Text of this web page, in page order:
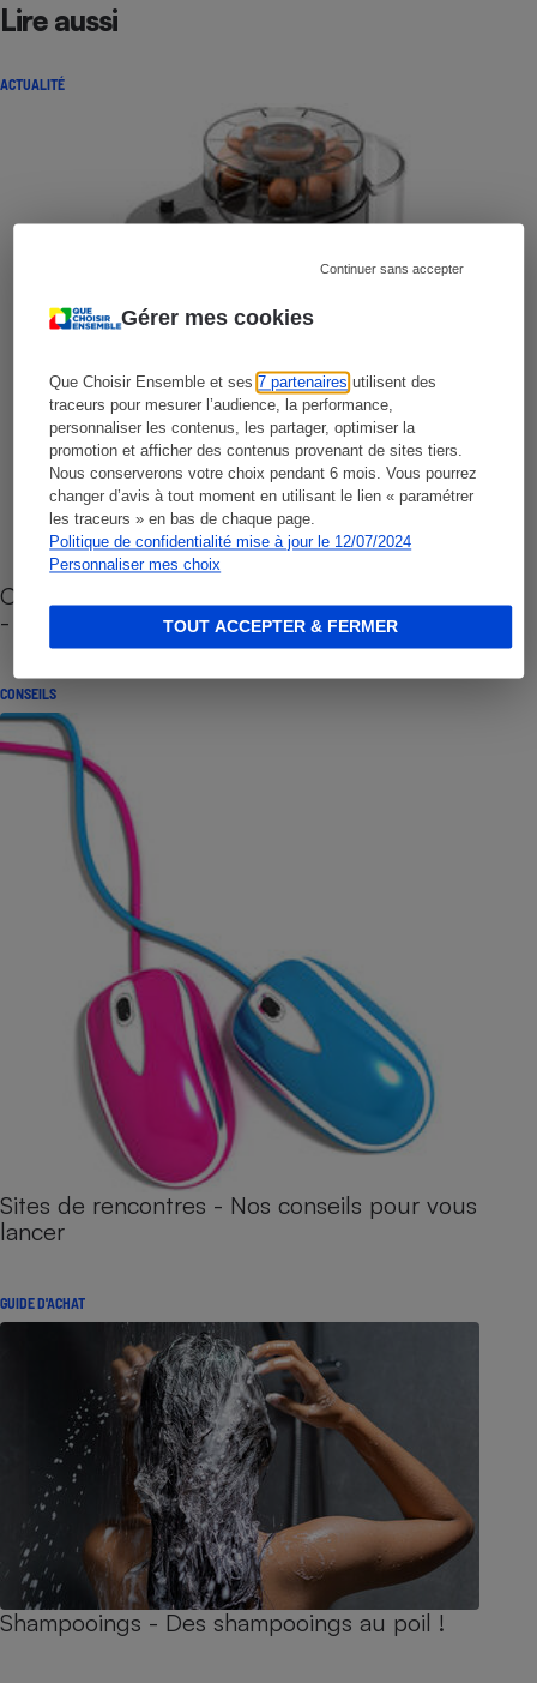
Gérer mes cookies
Que Choisir Ensemble et ses7 partenaires utilisent des
traceurs pour mesurer l’audience, la performance,
personnaliser les contenus, les partager, optimiser la
promotion et afficher des contenus provenant de sites tiers.
Nous conserverons votre choix pendant 6 mois. Vous pourrez
changer d’avis à tout moment en utilisant le lien « paramétrer
les traceurs » en bas de chaque page.
Politique de confidentialité mise à jour le 12/07/2024
Personnaliser mes choix
Continuer sans accepter
TOUT ACCEPTER & FERMER
Lire aussi
ACTUALITÉ
Cafetière à capsules zéro déchet CoffeeB (vidéo)
- Premières impressions
CONSEILS
Sites de rencontres - Nos conseils pour vous
lancer
GUIDE D'ACHAT
Shampooings - Des shampooings au poil !